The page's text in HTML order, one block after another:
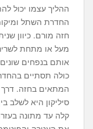
ההליך עצמו יכול
החדרת השתל
חזה מורם. כיוון
מעל או מתחת
אותם בנפחים
כולה תסתיים
המתאים בחזה.
סיליקון היא לשלב
קלה עד מתונה